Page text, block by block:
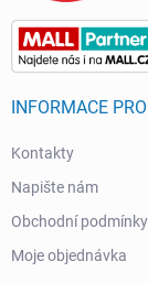
INFORMACE
Kontakty
Napište nám
Obchodní podmínky
Moje objednávka